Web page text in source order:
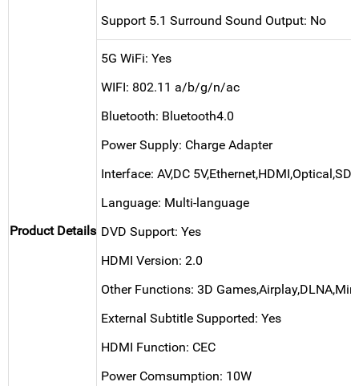
Support 5.1 Surround Sound Output: No
Product Details
5G WiFi: Yes
WIFI: 802.11 a/b/g/n/ac
Bluetooth: Bluetooth4.0
Power Supply: Charge Adapter
Interface: AV,DC 5V,Ethernet,HDMI,Optical,SD
Language: Multi-language
DVD Support: Yes
HDMI Version: 2.0
Other Functions: 3D
External Subtitle Supported: Yes
HDMI Function: CEC
Power Comsumption: 10W